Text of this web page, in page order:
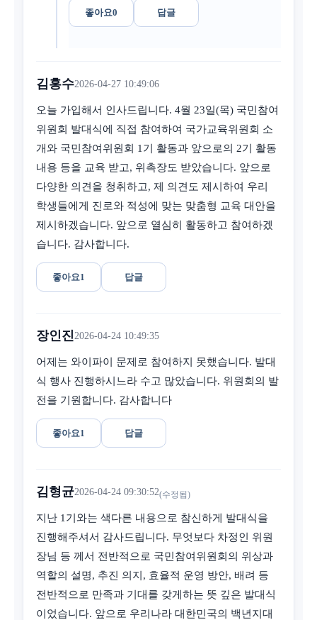
좋아요0 답글
김홍수2026-04-27 10:49:06
오늘 가입해서 인사드립니다. 4월 23일(목) 국민참여
위원회 발대식에 직접 참여하여 국가교육위원회 소
개와 국민참여위원회 1기 활동과 앞으로의 2기 활동
내용 등을 교육 받고, 위촉장도 받았습니다. 앞으로
다양한 의견을 청취하고, 제 의견도 제시하여 우리
학생들에게 진로와 적성에 맞는 맞춤형 교육 대안을
제시하겠습니다. 앞으로 열심히 활동하고 참여하겠
습니다. 감사합니다.
좋아요1 답글
장인진2026-04-24 10:49:35
어제는 와이파이 문제로 참여하지 못했습니다. 발대
식 행사 진행하시느라 수고 많았습니다. 위원회의 발
전을 기원합니다. 감사합니다
좋아요1 답글
김형균2026-04-24 09:30:52(수정됨)
지난 1기와는 색다른 내용으로 참신하게 발대식을
진행해주셔서 감사드립니다. 무엇보다 차정인 위원
장님 등 께서 전반적으로 국민참여위원회의 위상과
역할의 설명, 추진 의지, 효율적 운영 방안, 배려 등
전반적으로 만족과 기대를 갖게하는 뜻 깊은 발대식
이었습니다. 앞으로 우리나라 대한민국의 백년지대